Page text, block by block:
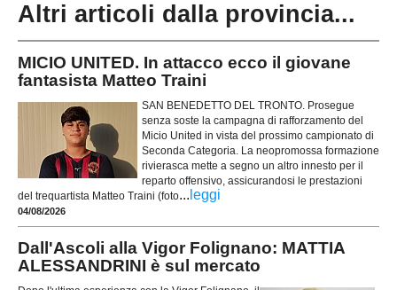
Altri articoli dalla provincia...
MICIO UNITED. In attacco ecco il giovane
fantasista Matteo Traini
SAN BENEDETTO DEL TRONTO. Prosegue
senza soste la campagna di rafforzamento del
Micio United in vista del prossimo campionato di
Seconda Categoria. La neopromossa formazione
rivierasca mette a segno un altro innesto per il
reparto offensivo, assicurandosi le prestazioni
del trequartista Matteo Traini (foto... leggi
04/08/2026
Dall'Ascoli alla Vigor Folignano: MATTIA
ALESSANDRINI è sul mercato